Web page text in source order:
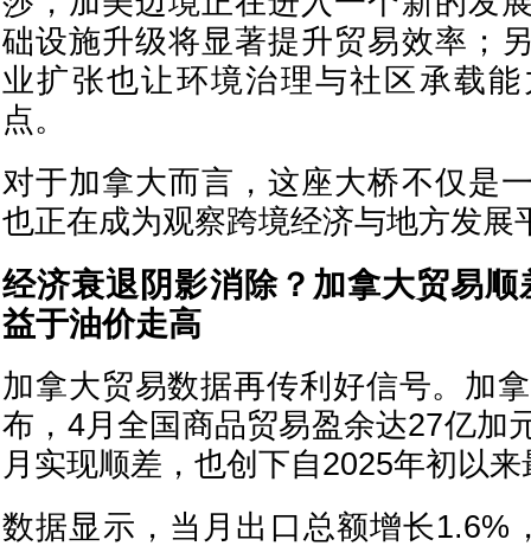
础设施升级将显著提升贸易效率；
业扩张也让环境治理与社区承载
点。
对于加拿大而言，这座大桥不仅是
也正在成为观察跨境经济与地方发展
经济衰退阴影消除？加拿大贸易
益于油价走高
加拿大贸易数据再传利好信号。加
布，4月全国商品贸易盈余达27亿加
月实现顺差，也创下自2025年初以
数据显示，当月出口总额增长1.6%